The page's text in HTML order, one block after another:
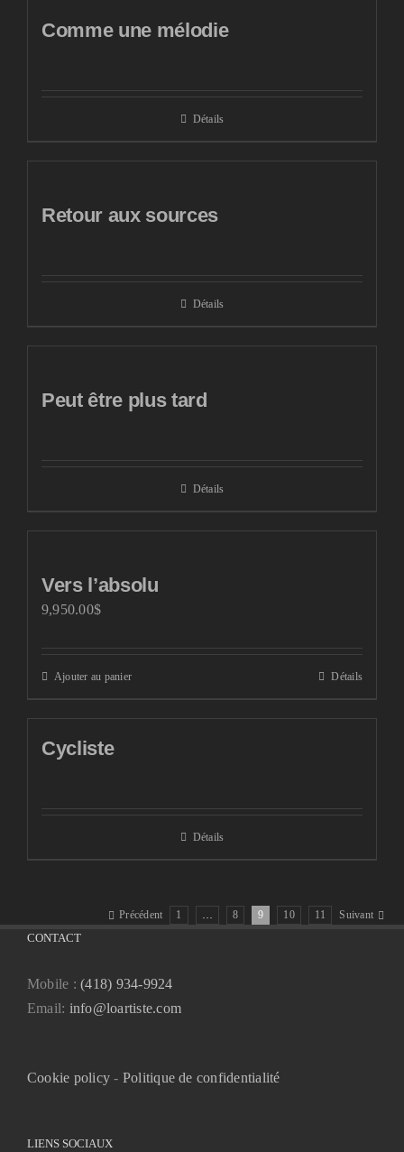
Comme une mélodie
Détails
Retour aux sources
Détails
Peut être plus tard
Détails
Vers l’absolu
9,950.00$
Ajouter au panier Détails
Cycliste
Détails
Précédent 1 … 8 9 10 11 Suivant
CONTACT
Mobile :(418) 934-9924
Email: info@loartiste.com
Cookie policy - Politique de confidentialité
LIENS SOCIAUX